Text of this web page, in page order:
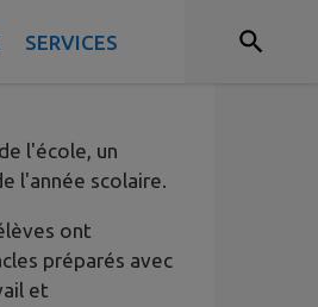
SERVICES
l'école, un
l'année scolaire.
ont
préparés avec
et